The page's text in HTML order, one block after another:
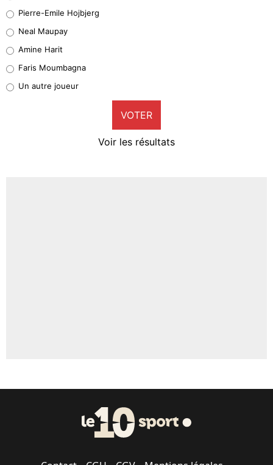
4%
1%
9%
Pierre-Emile Hojbjerg
Neal Maupay
Amine Harit
Faris Moumbagna
Un autre joueur
VOTER
Voir les résultats